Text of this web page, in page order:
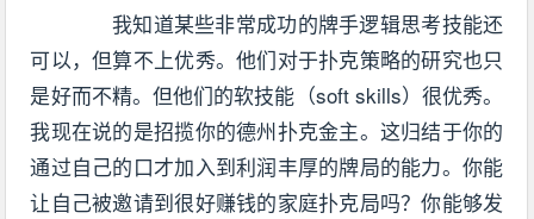
我知道某些非常成功的牌手逻辑思考技能还
可以，但算不上优秀。他们对于扑克策略的研究也只
是好而不精。但他们的软技能（soft skills）很优秀。
我现在说的是招揽你的德州扑克金主。这归结于你的
通过自己的口才加入到利润丰厚的牌局的能力。你能
让自己被邀请到很好赚钱的家庭扑克局吗？你能够发